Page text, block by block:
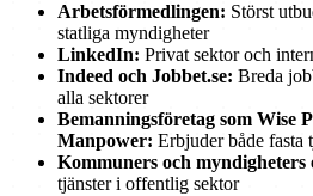
Arbetsförmedlingen: Störst
statliga myndigheter
LinkedIn: Privat sektor och
Indeed och Jobbet.se: Breda
alla sektorer
Bemanningsföretag som Wise
Manpower: Erbjuder både fasta
Kommuners och myndigheters
tjänster i offentlig sektor